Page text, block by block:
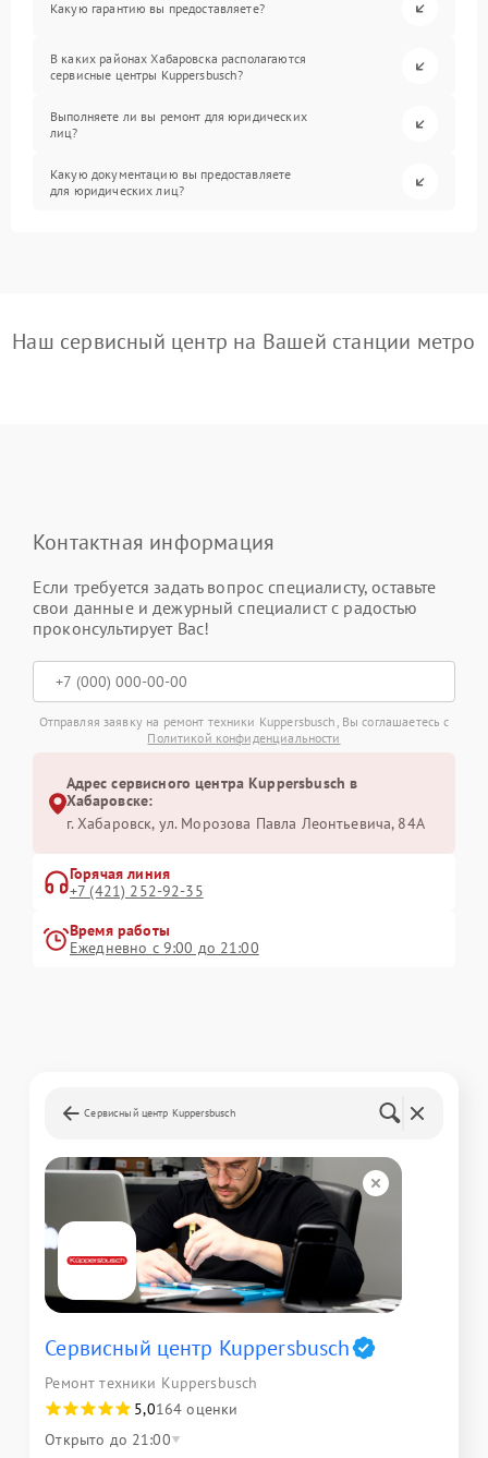
Какую гарантию вы предоставляете?
В каких районах Хабаровска располагаются
сервисные центры Kuppersbusch?
Выполняете ли вы ремонт для юридических
лиц?
Какую документацию вы предоставляете
для юридических лиц?
Наш сервисный центр на Вашей станции метро
Контактная информация
Если требуется задать вопрос специалисту, оставьте
свои данные и дежурный специалист с радостью
проконсультирует Вас!
Отправляя заявку на ремонт техники Kuppersbusch, Вы соглашаетесь с
Политикой конфиденциальности
Адрес сервисного центра Kuppersbusch в
Хабаровске:
г. Хабаровск, ул. Морозова Павла Леонтьевича, 84А
Горячая линия
+7 (421) 252-92-35
Время работы
Ежедневно с 9:00 до 21:00
Сервисный центр Kuppersbusch
Сервисный центр Kuppersbusch
Ремонт техники Kuppersbusch
5,0164 оценки
Открыто до 21:00